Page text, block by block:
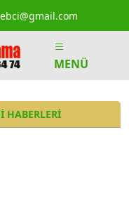
MENÜ
HABERLERI